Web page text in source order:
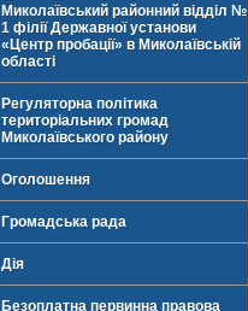
Миколаївський районний відділ №
1 філії Державної установи
«Центр пробації» в Миколаївській
області
Регуляторна політика
територіальних громад
Миколаївського району
Оголошення
Громадська рада
Дія
Безоплатна первинна правова